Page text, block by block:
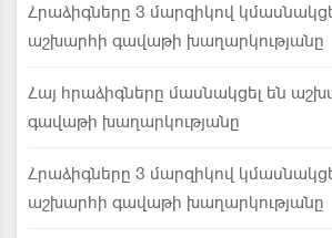
Հրաձիգները 3 մարզիկով
աշխարհի գավաթի խաղարկությանը
Հայ հրաձիգները մասնակցել են
գավաթի խաղարկությանը
Հրաձիգները 3 մարզիկով
աշխարհի գավաթի խաղարկությանը